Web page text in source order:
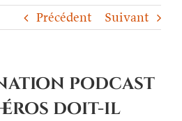
Précédent Suivant
podcast
héros doit-il